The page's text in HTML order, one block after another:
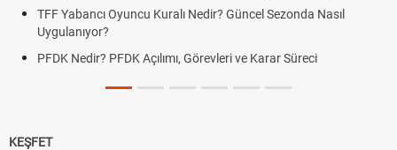
TFF Yabancı Oyuncu Kuralı Nedir? Güncel Sezonda Nasıl
Uygulanıyor?
PFDK Nedir? PFDK Açılımı, Görevleri ve Karar Süreci
KEŞFET